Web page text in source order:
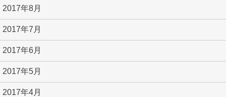
2017年8月
2017年7月
2017年6月
2017年5月
2017年4月